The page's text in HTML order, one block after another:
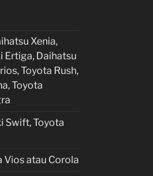
Xenia,
Ertiga, Daihatsu
Toyota Rush,
Toyota
Swift, Toyota
Vios atau Corola